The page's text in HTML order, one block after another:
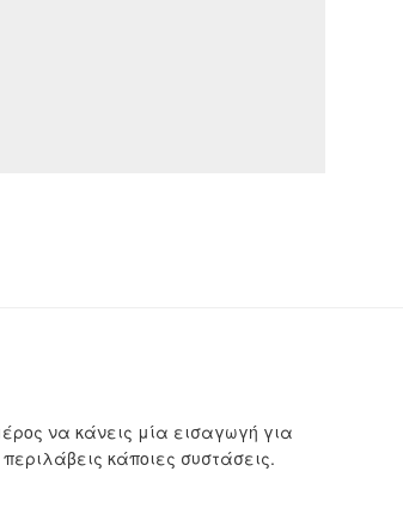
να κάνεις μία εισαγωγή για
κάποιες συστάσεις.